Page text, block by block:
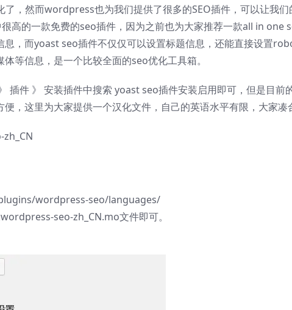
，然而wordpress也为我们提供了很多的SEO插件，可以让我们
高的一款免费的seo插件，因为之前也为大家推荐一款all in one
息，而yoast seo插件不仅仅可以设置标题信息，还能直接设置
等信息，是一个比较全面的seo优化工具箱。
插件 》 安装插件中搜索 yoast seo插件安装启用即可，但是目前
，这里为大家提供一个汉化文件，自己的英语水平有限，大家凑
plugins/wordpress-seo/languages/
seo-zh_CN.mo文件即可。